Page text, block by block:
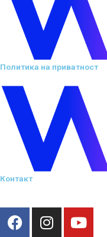
Политика на приватност
Контакт
F
a
I
n
Y
o